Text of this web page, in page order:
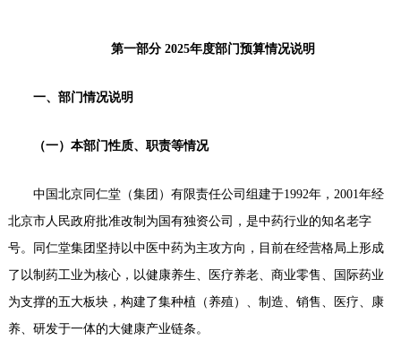
第一部分 2025年度部门预算情况说明
一、部门情况说明
（一）本部门性质、职责等情况
中国北京同仁堂（集团）有限责任公司组建于1992年，2001年经
北京市人民政府批准改制为国有独资公司，是中药行业的知名老字
号。同仁堂集团坚持以中医中药为主攻方向，目前在经营格局上形成
了以制药工业为核心，以健康养生、医疗养老、商业零售、国际药业
为支撑的五大板块，构建了集种植（养殖）、制造、销售、医疗、康
养、研发于一体的大健康产业链条。